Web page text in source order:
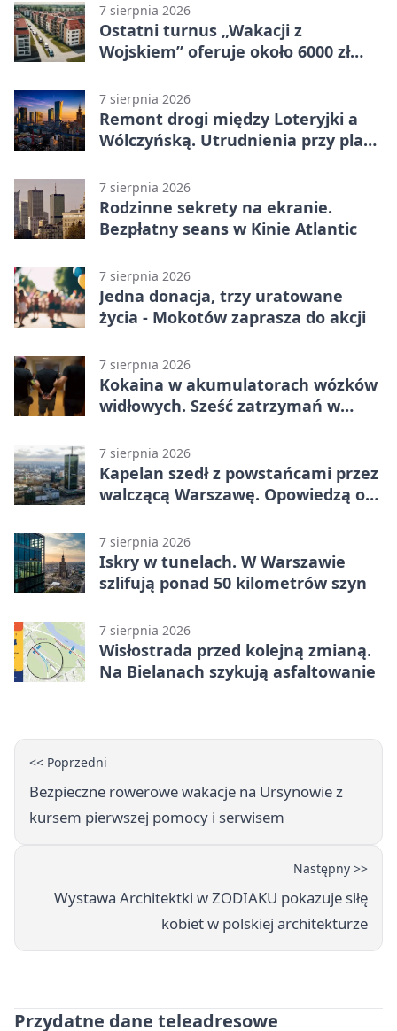
7 sierpnia 2026
Ostatni turnus „Wakacji z
Wojskiem” oferuje około 6000 zł
7 sierpnia 2026
Remont drogi między Loteryjki a
Wólczyńską. Utrudnienia przy placu
7 sierpnia 2026
Rodzinne sekrety na ekranie.
Bezpłatny seans w Kinie Atlantic
7 sierpnia 2026
Jedna donacja, trzy uratowane
życia - Mokotów zaprasza do akcji
7 sierpnia 2026
Kokaina w akumulatorach wózków
widłowych. Sześć zatrzymań w
7 sierpnia 2026
Kapelan szedł z powstańcami przez
walczącą Warszawę. Opowiedzą o
7 sierpnia 2026
Iskry w tunelach. W Warszawie
szlifują ponad 50 kilometrów szyn
7 sierpnia 2026
Wisłostrada przed kolejną zmianą.
Na Bielanach szykują asfaltowanie
<< Poprzedni
Bezpieczne rowerowe wakacje na Ursynowie z
kursem pierwszej pomocy i serwisem
Następny >>
Wystawa Architektki w ZODIAKU pokazuje siłę
kobiet w polskiej architekturze
Przydatne dane teleadresowe